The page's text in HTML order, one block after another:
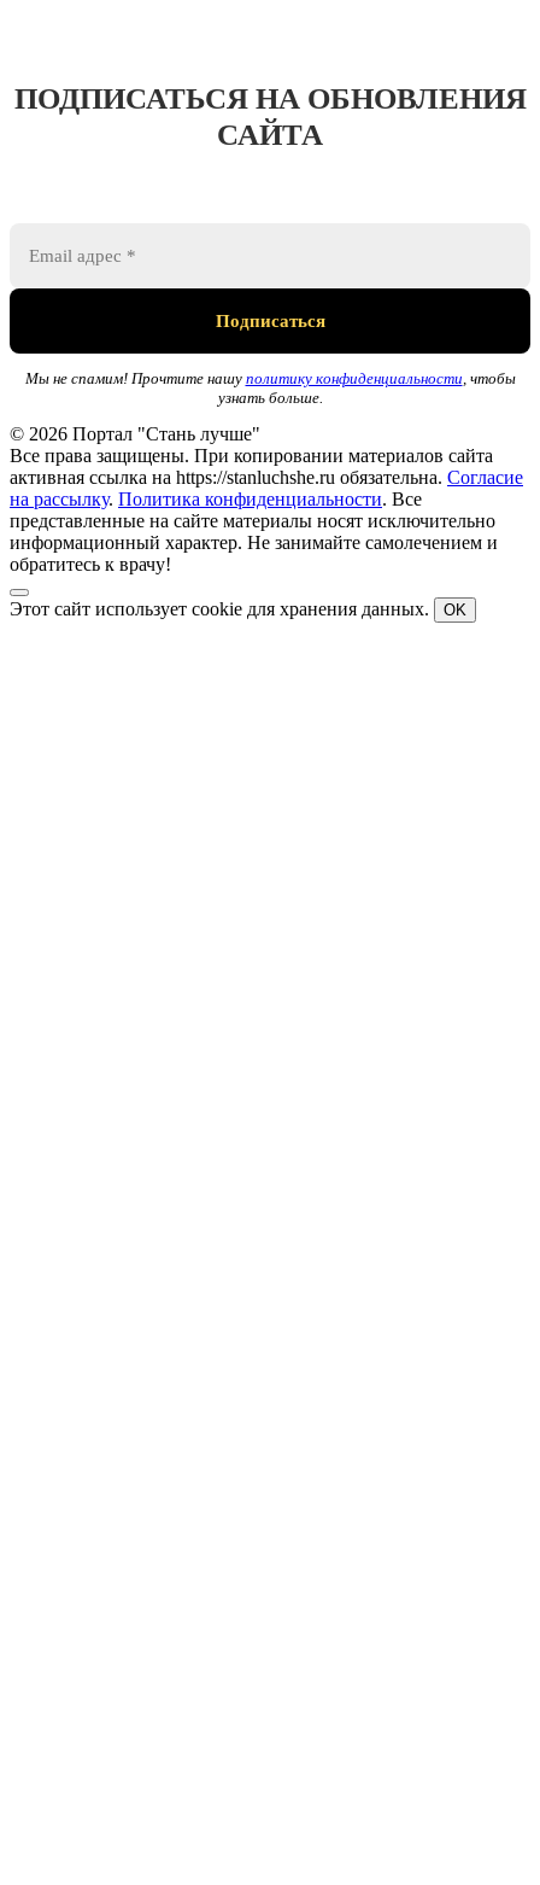
ПОДПИСАТЬСЯ НА ОБНОВЛЕНИЯ
САЙТА
Мы не спамим! Прочтите нашу политику конфиденциальности , чтобы
узнать больше.
© 2026 Портал "Стань лучше"
Все права защищены. При копировании материалов сайта
активная ссылка на https://stanluchshe.ru обязательна. Согласие
на рассылку. Политика конфиденциальности. Все
представленные на сайте материалы носят исключительно
информационный характер. Не занимайте самолечением и
обратитесь к врачу!
Этот сайт использует cookie для хранения данных. OK